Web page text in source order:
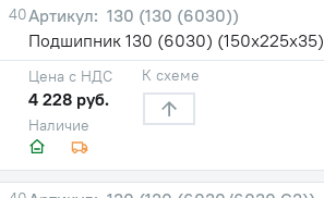
40
130 (130 (6030))
Подшипник 130 (6030) (150х225х35)
Наличие
Цена с НДС
4 228 руб.
К схеме